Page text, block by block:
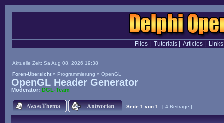
Files| Tutorials| Articles| Links
Aktuelle Zeit: Sa Aug 08, 2026 19:38
Foren-Übersicht » Programmierung » OpenGL
OpenGL Header Generator
Moderator: DGL-Team
Seite 1 von 1 [ 4 Beiträge ]